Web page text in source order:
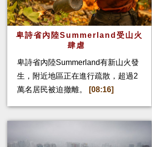
卑詩省內陸Summerland受山火
肆虐
卑詩省內陸Summerland有新山火發
生，附近地區正在進行疏散，超過2
萬名居民被迫撤離。
[08:16]